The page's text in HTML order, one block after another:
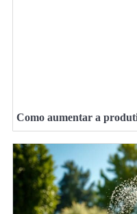
Como aumentar a